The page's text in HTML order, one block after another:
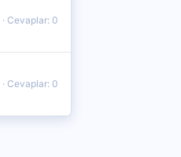
Cevaplar: 0
Cevaplar: 0